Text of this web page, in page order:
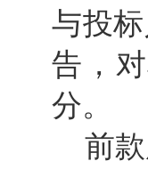
与投
告，
分。
前